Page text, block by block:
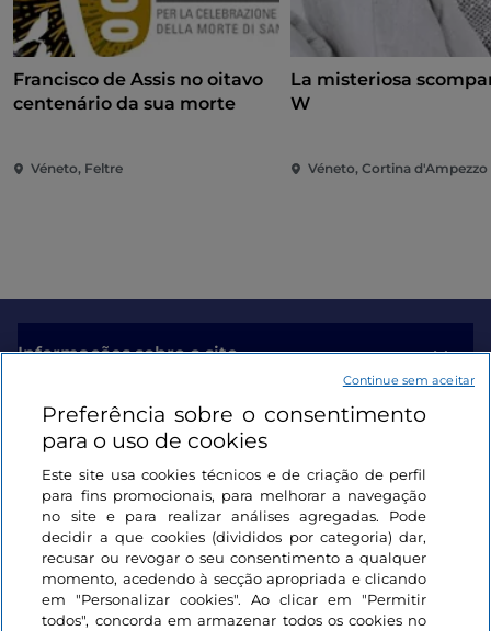
Francisco de Assis no oitavo
centenário da sua morte
Véneto, Feltre
La misteriosa
W
Véneto, Cortina d'Ampezzo
Informações sobre o site
Ligações úteis
Iniciar sessão
Mantenha-se em contacto
Preferência sobre o consentimento
para o uso de cookies
Este site usa cookies técnicos e de criação de perfil
para fins promocionais, para melhorar a navegação
no site e para realizar análises agregadas. Pode
decidir a que cookies (divididos por categoria) dar,
recusar ou revogar o seu consentimento a qualquer
momento, acedendo à secção apropriada e clicando
em "Personalizar cookies". Ao clicar em "Permitir
todos", concorda em armazenar todos os cookies no
Continue sem aceitar